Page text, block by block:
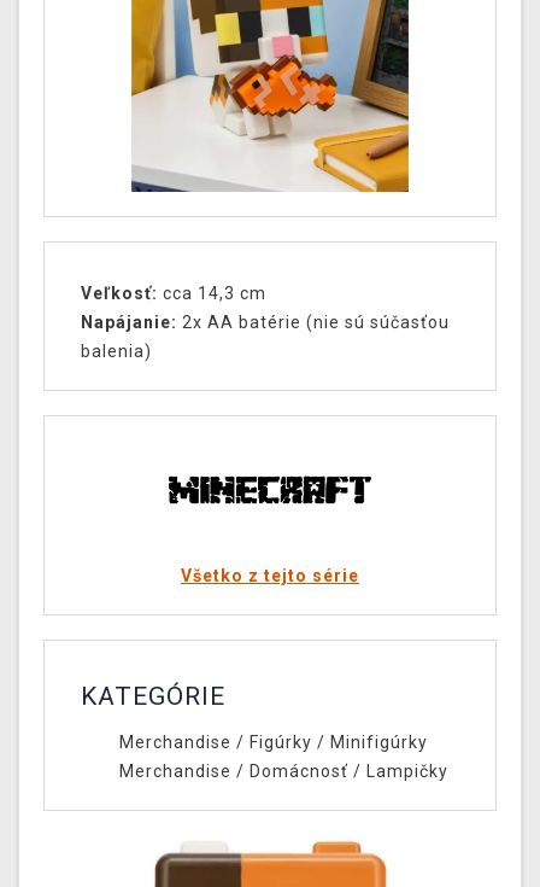
Veľkosť: cca 14,3 cm
Napájanie: 2x AA batérie (nie sú súčasťou
balenia)
Všetko z tejto série
KATEGÓRIE
Merchandise / Figúrky / Minifigúrky
Merchandise / Domácnosť / Lampičky